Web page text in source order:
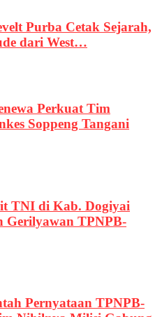
Purba Cetak Sejarah,
dari West…
Perkuat Tim
Soppeng Tangani
TNI di Kab. Dogiyai
Gerilyawan TPNPB-
Pernyataan TPNPB-